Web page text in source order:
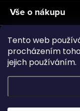
Tento web
procházením
jejich používáním.
Vše o nákupu
Informace pro
Realizace a servis